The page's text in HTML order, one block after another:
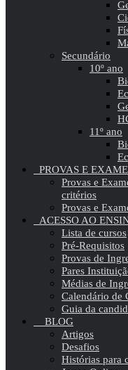
Secundário
10º ano
11º ano
PROVAS E
Provas e
critérios
Provas e
ACESSO AO
Lista de cursos
Pré-Requisitos
Provas de
Pares
Médias de
Calendário de
Guia da
BLOG
Artigos
Desafios
Histórias para